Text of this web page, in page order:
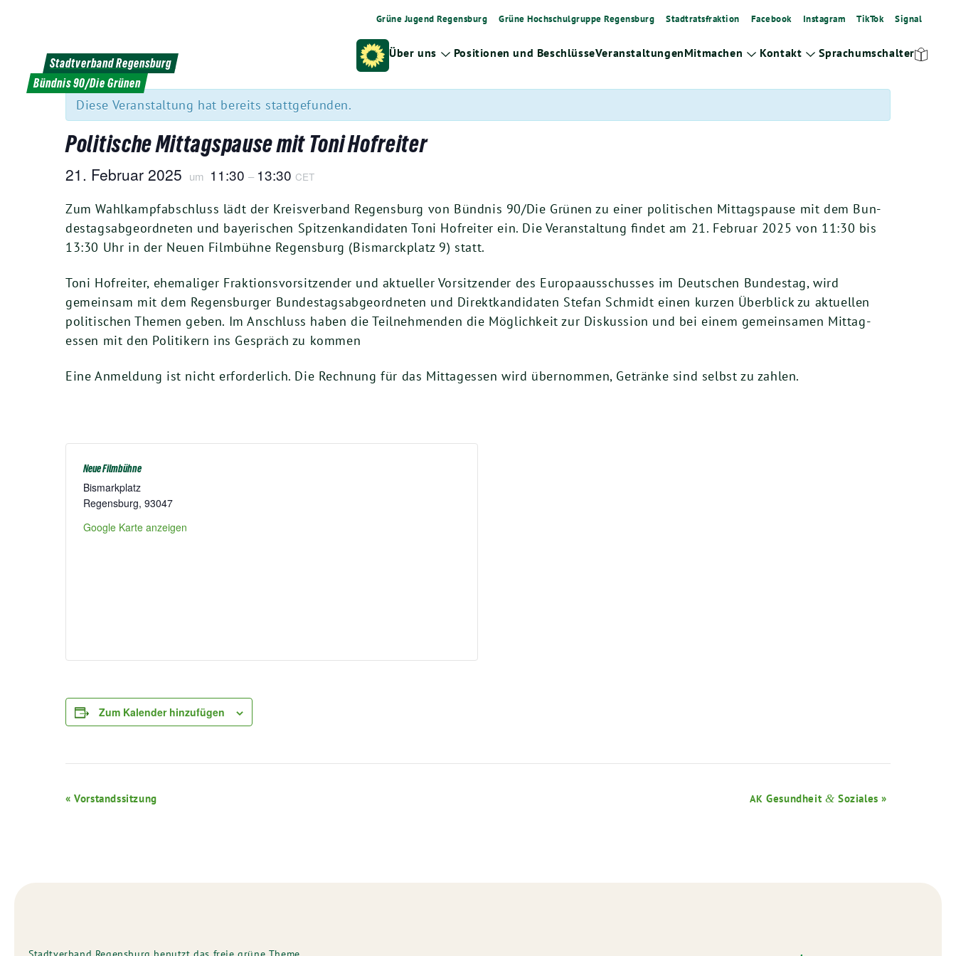
Grüne Jugend Regensburg Grüne Hochschulgruppe Regensburg Stadtratsfraktion Facebook Instagram TikTok Signal
Stadtverband Regensburg
Bündnis 90/Die Grünen
Über uns Zeige
Positionen und BeschlüsseVeranstaltungenMitmachen
Zeige
Kontakt Zeige
Sprachumschalter
« Alle Veranstaltungen
Diese Veranstaltung hat bereits stattgefunden.
Politische Mittagspause mit Toni Hofreiter
21. Febru­ar 2025 um 11:30 – 13:30 CET
Zum Wahl­kampf­ab­schluss lädt der Kreis­ver­band Regens­burg von Bünd­nis 90/Die Grü­nen zu einer poli­ti­schen Mit­tags­pau­se mit dem Bun­
des­tags­ab­ge­ord­ne­ten und baye­ri­schen Spit­zen­kan­di­da­ten Toni Hof­rei­ter ein. Die Ver­an­stal­tung fin­det am 21. Febru­ar 2025 von 11:30 bis
13:30 Uhr in der Neu­en Film­büh­ne Regens­burg (Bis­marck­platz 9) statt.
Toni Hof­rei­ter, ehe­ma­li­ger Frak­ti­ons­vor­sit­zen­der und aktu­el­ler Vor­sit­zen­der des Euro­pa­aus­schus­ses im Deut­schen Bun­des­tag, wird
gemein­sam mit dem Regens­bur­ger Bun­des­tags­ab­ge­ord­ne­ten und Direkt­kan­di­da­ten Ste­fan Schmidt einen kur­zen Über­blick zu aktu­el­len
poli­ti­schen The­men geben. Im Anschluss haben die Teil­neh­men­den die Mög­lich­keit zur Dis­kus­si­on und bei einem gemein­sa­men Mit­tag­
essen mit den Poli­ti­kern ins Gespräch zu kommen
Eine Anmel­dung ist nicht erfor­der­lich. Die Rech­nung für das Mit­tag­essen wird über­nom­men, Geträn­ke sind selbst zu zahlen.
Neue Filmbühne
Bis­mark­platz
Regens­burg, 93047
Goog­le Kar­te anzeigen
Zum Kalender hinzufügen
Veranstaltung-
« Vorstandssitzung AK Gesundheit & Soziales»